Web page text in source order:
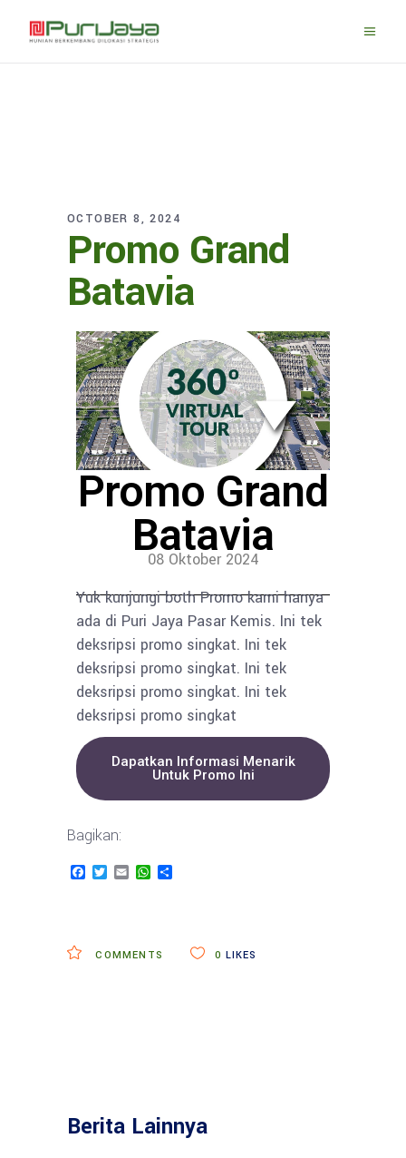
OCTOBER 8, 2024
Promo Grand
Batavia
Promo Grand
Batavia
08 Oktober 2024
Yuk kunjungi both Promo kami hanya
ada di Puri Jaya Pasar Kemis. Ini tek
deksripsi promo singkat. Ini tek
deksripsi promo singkat. Ini tek
deksripsi promo singkat. Ini tek
deksripsi promo singkat
Dapatkan Informasi Menarik
Untuk Promo Ini
Bagikan:
Facebook
TwitterEmailWhatsApp
COMMENTS 0 LIKES
Berita Lainnya